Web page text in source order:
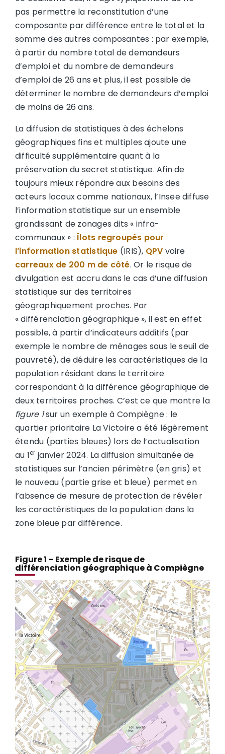
pas permettre la reconstitution d’une
composante par différence entre le total et la
somme des autres composantes : par exemple,
à partir du nombre total de demandeurs
d’emploi et du nombre de demandeurs
d’emploi de 26 ans et plus, il est possible de
déterminer le nombre de demandeurs d’emploi
de moins de 26 ans.
La diffusion de statistiques à des échelons
géographiques fins et multiples ajoute une
difficulté supplémentaire quant à la
préservation du secret statistique. Afin de
toujours mieux répondre aux besoins des
acteurs locaux comme nationaux, l’Insee diffuse
l’information statistique sur un ensemble
grandissant de zonages dits « infra-
communaux » :Îlots regroupés pour
l’information statistique (IRIS), QPV voire
carreaux de 200 m de côté. Or le risque de
divulgation est accru dans le cas d’une diffusion
statistique sur des territoires
géographiquement proches. Par
« différenciation géographique », il est en effet
possible, à partir d’indicateurs additifs (par
exemple le nombre de ménages sous le seuil de
pauvreté), de déduire les caractéristiques de la
population résidant dans le territoire
correspondant à la différence géographique de
deux territoires proches. C’est ce que montre la
figure 1sur un exemple à Compiègne : le
quartier prioritaire La Victoire a été légèrement
étendu (parties bleues) lors de l’actualisation
au 1er janvier 2024. La diffusion simultanée de
statistiques sur l’ancien périmètre (en gris) et
le nouveau (partie grise et bleue) permet en
l’absence de mesure de protection de révéler
les caractéristiques de la population dans la
zone bleue par différence.
Figure 1 – Exemple de risque de
différenciation géographique à Compiègne